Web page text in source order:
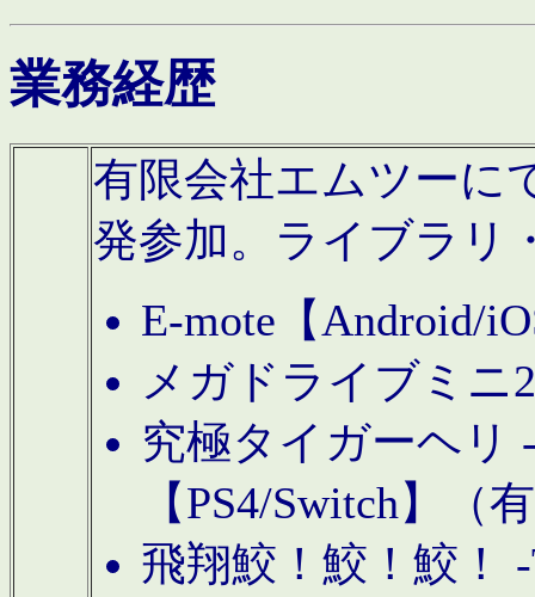
業務経歴
有限会社エムツーに
発参加。ライブラリ
E-mote【Android/
メガドライブミニ
究極タイガーヘリ
【PS4/Switch】（
飛翔鮫！鮫！鮫！